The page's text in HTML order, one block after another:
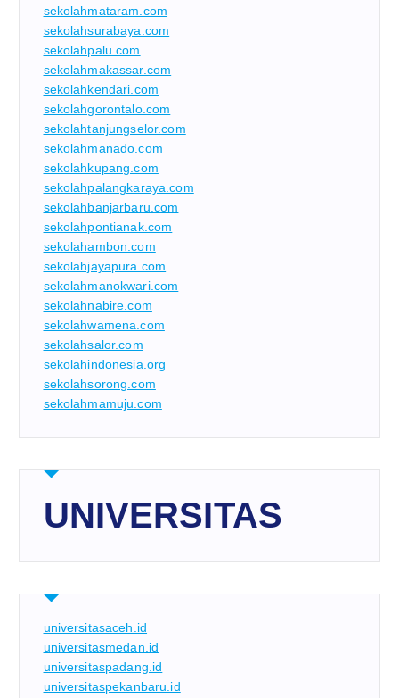
sekolahmataram.com
sekolahsurabaya.com
sekolahpalu.com
sekolahmakassar.com
sekolahkendari.com
sekolahgorontalo.com
sekolahtanjungselor.com
sekolahmanado.com
sekolahkupang.com
sekolahpalangkaraya.com
sekolahbanjarbaru.com
sekolahpontianak.com
sekolahambon.com
sekolahjayapura.com
sekolahmanokwari.com
sekolahnabire.com
sekolahwamena.com
sekolahsalor.com
sekolahindonesia.org
sekolahsorong.com
sekolahmamuju.com
UNIVERSITAS
universitasaceh.id
universitasmedan.id
universitaspadang.id
universitaspekanbaru.id